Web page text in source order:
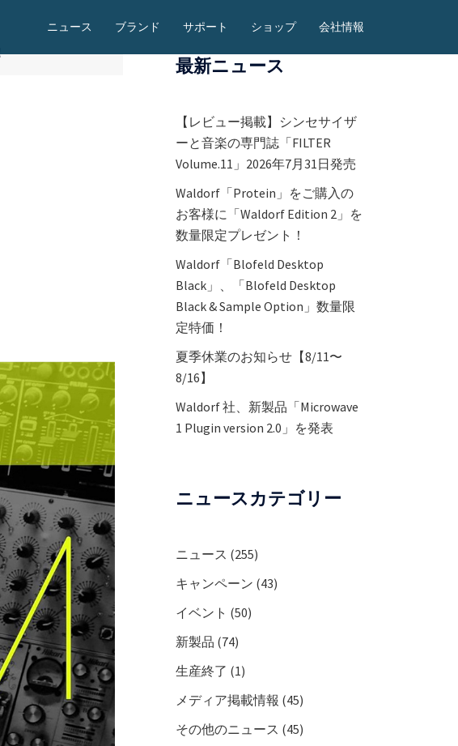
ニュース ブランド サポート ショップ 会社情報
最新ニュース
【レビュー掲載】シンセサイザ
ーと音楽の専門誌「FILTER
Volume.11」2026年7月31日発売
Waldorf「Protein」をご購入の
お客様に「Waldorf Edition 2」を
数量限定プレゼント！
Waldorf「Blofeld Desktop
Black」、「Blofeld Desktop
Black & Sample Option」数量限
定特価！
夏季休業のお知らせ【8/11〜
8/16】
Waldorf 社、新製品「Microwave
1 Plugin version 2.0」を発表
ニュースカテゴリー
ニュース (255)
キャンペーン (43)
イベント (50)
新製品 (74)
生産終了 (1)
メディア掲載情報 (45)
その他のニュース (45)